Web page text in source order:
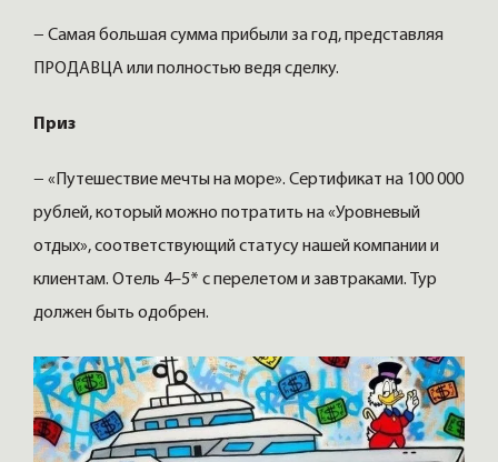
− Самая большая сумма прибыли за год, представляя
ПРОДАВЦА или полностью ведя сделку.
Приз
− «Путешествие мечты на море». Сертификат на 100 000
рублей, который можно потратить на «Уровневый
отдых», соответствующий статусу нашей компании и
клиентам. Отель 4–5* с перелетом и завтраками. Тур
должен быть одобрен.